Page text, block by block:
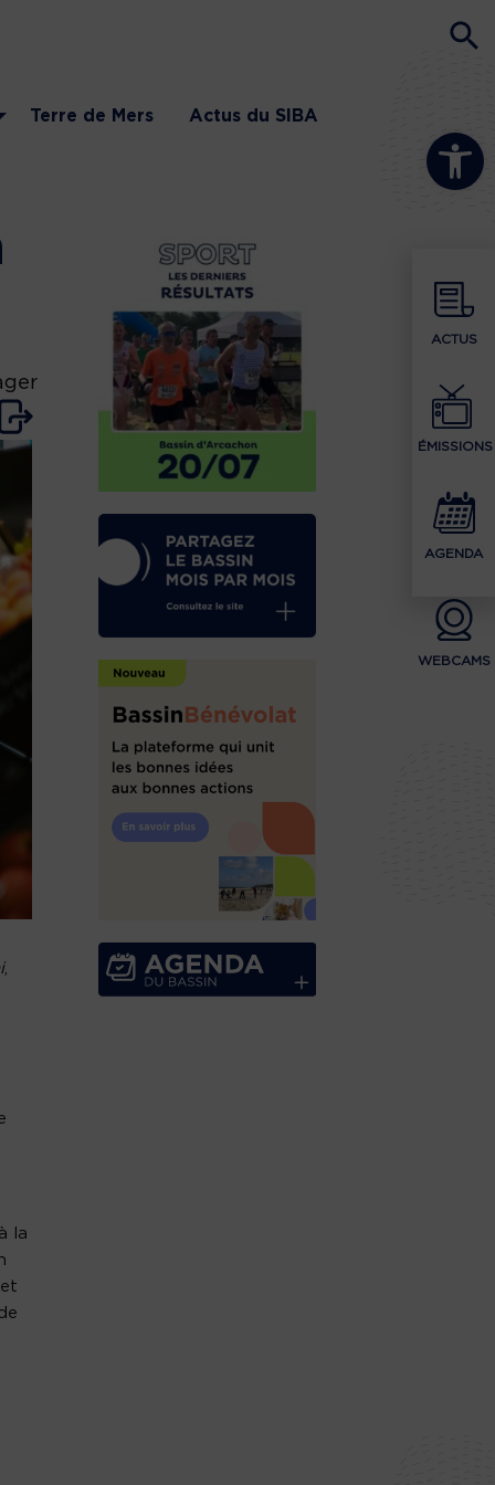
Ouvrir la
ACTUS
ÉMISSIONS
AGENDA
WEBCAMS
Terre de Mers Actus du SIBA
,
la